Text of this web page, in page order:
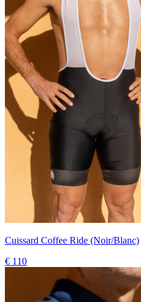
Cuissard Coffee Ride (Noir/Blanc)
€ 110